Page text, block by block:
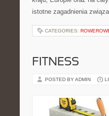
istotne zagadnienia
CATEGORIES:
FITNESS
POSTED BY ADMIN